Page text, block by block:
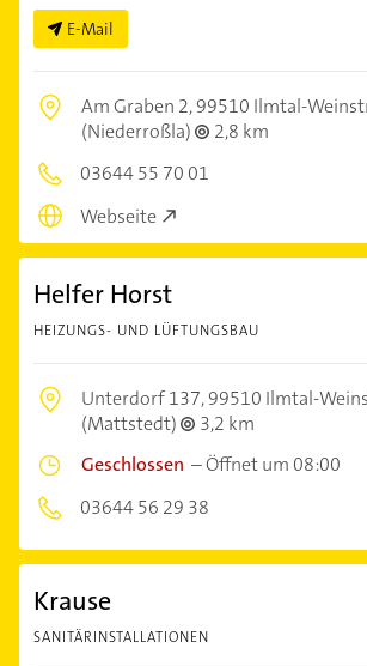
E-Mail
Am Graben 2,99510 Ilmtal-
(Niederroßla)
2,8 km
03644 55 70 01
Webseite
Helfer Horst
HEIZUNGS- UND LÜFTUNGSBAU
Unterdorf 137,99510 Ilmtal-
(Mattstedt)
3,2 km
Geschlossen –Öffnet um 08:00
03644 56 29 38
Krause
SANITÄRINSTALLATIONEN